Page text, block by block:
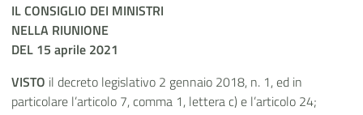
IL CONSIGLIO DEI MINISTRI
NELLA RIUNIONE
DEL 15 aprile 2021
VISTO il decreto legislativo 2 gennaio 2018, n. 1, ed in
particolare l’articolo 7, comma 1, lettera c) e l’articolo 24;